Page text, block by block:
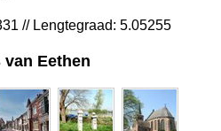
// Lengtegraad: 5.05255
van Eethen